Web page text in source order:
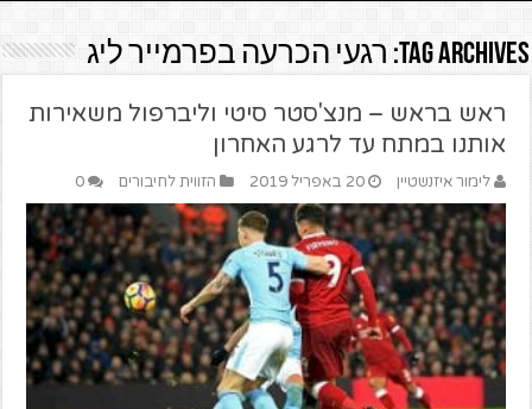
Tag Archives: רגעי הכרעה בפרמייר ליג
ראש בראש – מנצ'סטר סיטי וליברפול משאירות
אותנו במתח עד לרגע האחרון
לימור איזנשטיין 20 באפריל 2019 הזווית לחיבורים 0